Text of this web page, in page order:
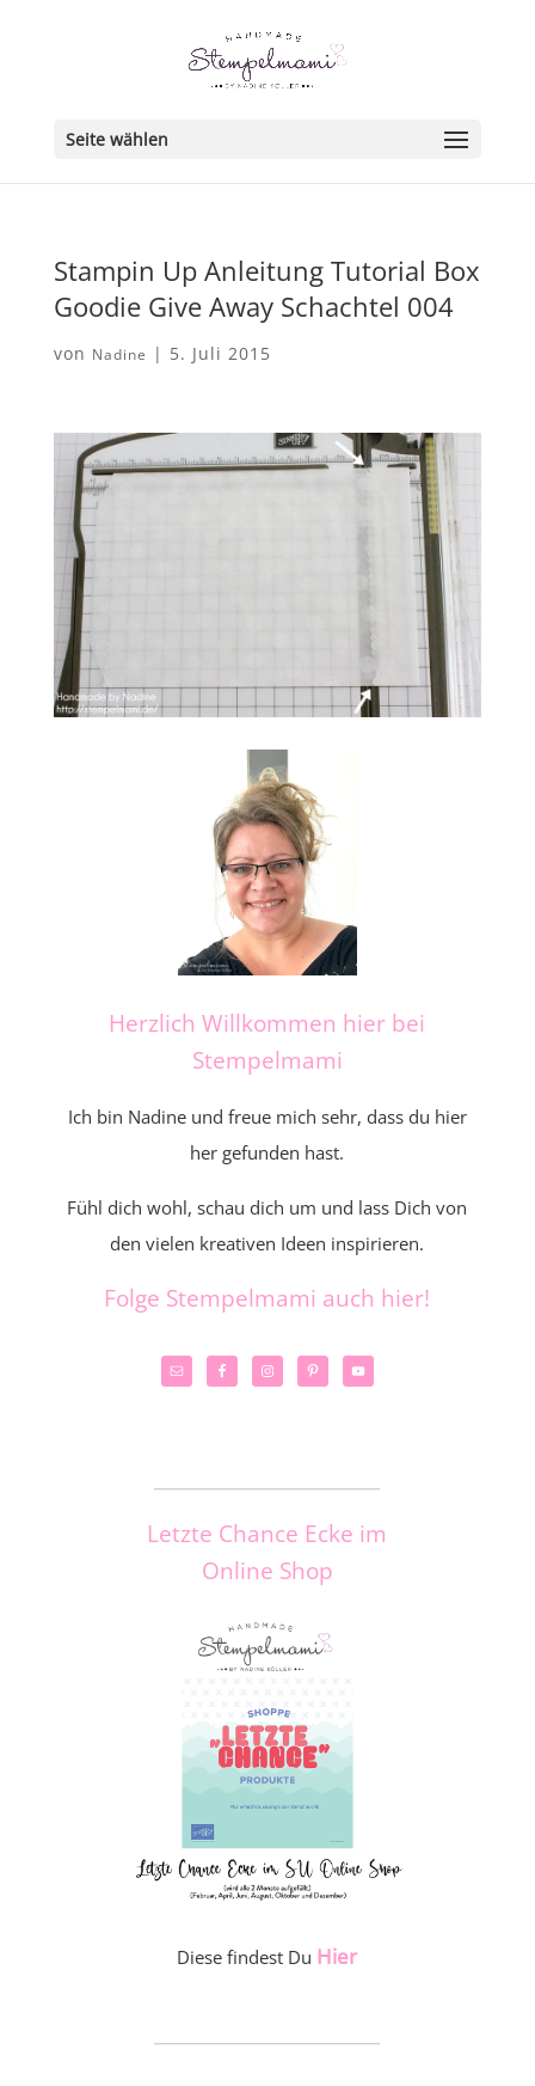
Seite wählen
Stampin Up Anleitung Tutorial Box
Goodie Give Away Schachtel 004
von Nadine | 5. Juli 2015
Herzlich Willkommen hier bei
Stempelmami
Ich bin Nadine und freue mich sehr, dass du hier
her gefunden hast.
Fühl dich wohl, schau dich um und lass Dich von
den vielen kreativen Ideen inspirieren.
Folge Stempelmami auch hier!
Letzte Chance Ecke im
Online Shop
Diese findest Du Hier